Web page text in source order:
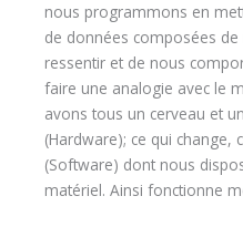
nous programmons en
de données composées
ressentir et de nous
faire une analogie avec le
avons tous un cerveau et
(Hardware); ce qui
(Software) dont nous
matériel. Ainsi fonctionne